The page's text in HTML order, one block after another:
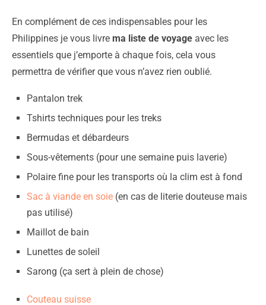
En complément de ces indispensables pour les
Philippines je vous livre ma liste de voyage avec les
essentiels que j’emporte à chaque fois, cela vous
permettra de vérifier que vous n’avez rien oublié.
Pantalon trek
Tshirts techniques pour les treks
Bermudas et débardeurs
Sous-vêtements (pour une semaine puis laverie)
Polaire fine pour les transports où la clim est à fond
Sac à viande en soie (en cas de literie douteuse mais
pas utilisé)
Maillot de bain
Lunettes de soleil
Sarong (ça sert à plein de chose)
Couteau suisse